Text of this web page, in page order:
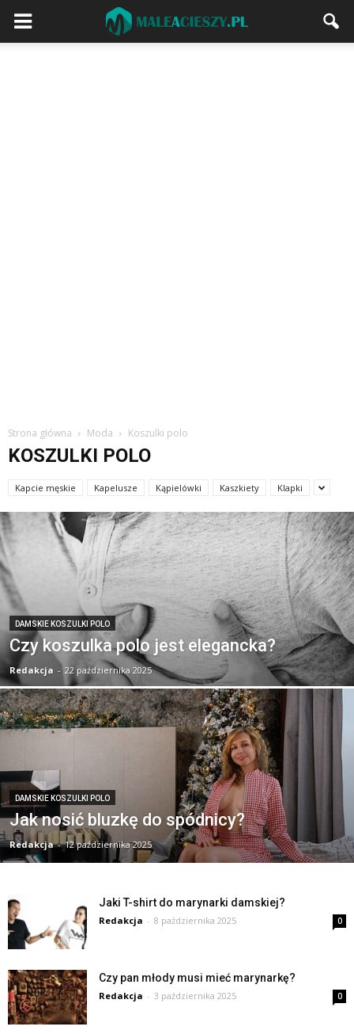
Strona główna Moda Koszulki polo
KOSZULKI POLO
Kapcie męskie Kapelusze Kąpielówki Kaszkiety Klapki
DAMSKIE KOSZULKI POLO
Czy koszulka polo jest elegancka?
Redakcja - 22 października 2025
DAMSKIE KOSZULKI POLO
Jak nosić bluzkę do spódnicy?
Redakcja - 12 października 2025
Jaki T-shirt do marynarki damskiej?
Redakcja - 8 października 2025 0
Czy pan młody musi mieć marynarkę?
Redakcja - 3 października 2025 0